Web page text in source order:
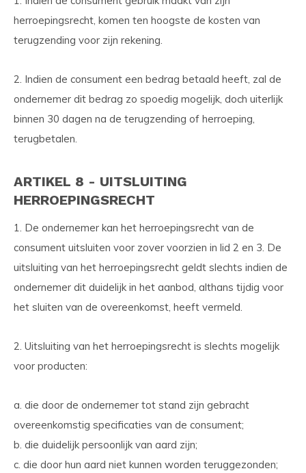
herroepingsrecht, komen ten hoogste de kosten van
terugzending voor zijn rekening.
2. Indien de consument een bedrag betaald heeft, zal de
ondernemer dit bedrag zo spoedig mogelijk, doch uiterlijk
binnen 30 dagen na de terugzending of herroeping,
terugbetalen.
ARTIKEL 8 - UITSLUITING
HERROEPINGSRECHT
1. De ondernemer kan het herroepingsrecht van de
consument uitsluiten voor zover voorzien in lid 2 en 3. De
uitsluiting van het herroepingsrecht geldt slechts indien de
ondernemer dit duidelijk in het aanbod, althans tijdig voor
het sluiten van de overeenkomst, heeft vermeld.
2. Uitsluiting van het herroepingsrecht is slechts mogelijk
voor producten:
a. die door de ondernemer tot stand zijn gebracht
overeenkomstig specificaties van de consument;
b. die duidelijk persoonlijk van aard zijn;
c. die door hun aard niet kunnen worden teruggezonden;